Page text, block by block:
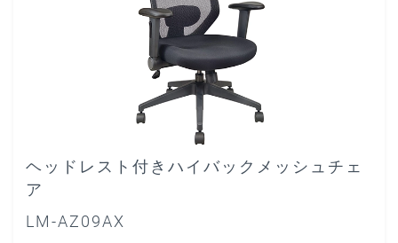
ヘッドレスト付きハイバックメッシュチェ
ア
LM-AZ09AX